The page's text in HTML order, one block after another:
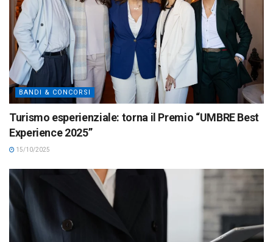
BANDI & CONCORSI
Turismo esperienziale: torna il Premio “UMBRE Best
Experience 2025”
15/10/2025